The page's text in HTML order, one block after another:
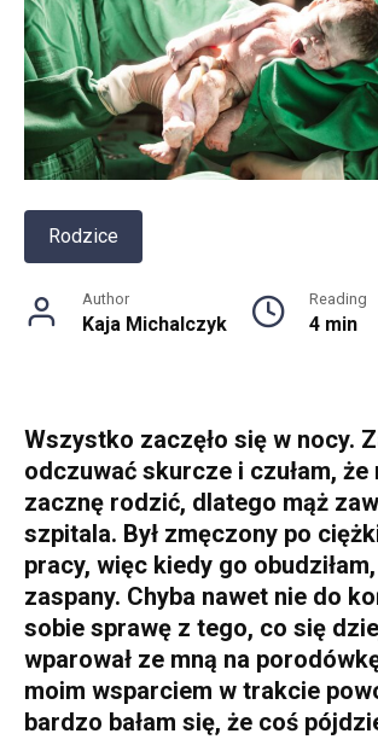
Rodzice
Author
Kaja Michalczyk
Reading
4 min
Wszystko zaczęło się w nocy.
odczuwać skurcze i czułam, że
zacznę rodzić, dlatego mąż
szpitala. Był zmęczony po
pracy, więc kiedy go
zaspany. Chyba nawet nie do
sobie sprawę z tego, co się
wparował ze mną na
moim wsparciem w trakcie
bardzo bałam się, że coś